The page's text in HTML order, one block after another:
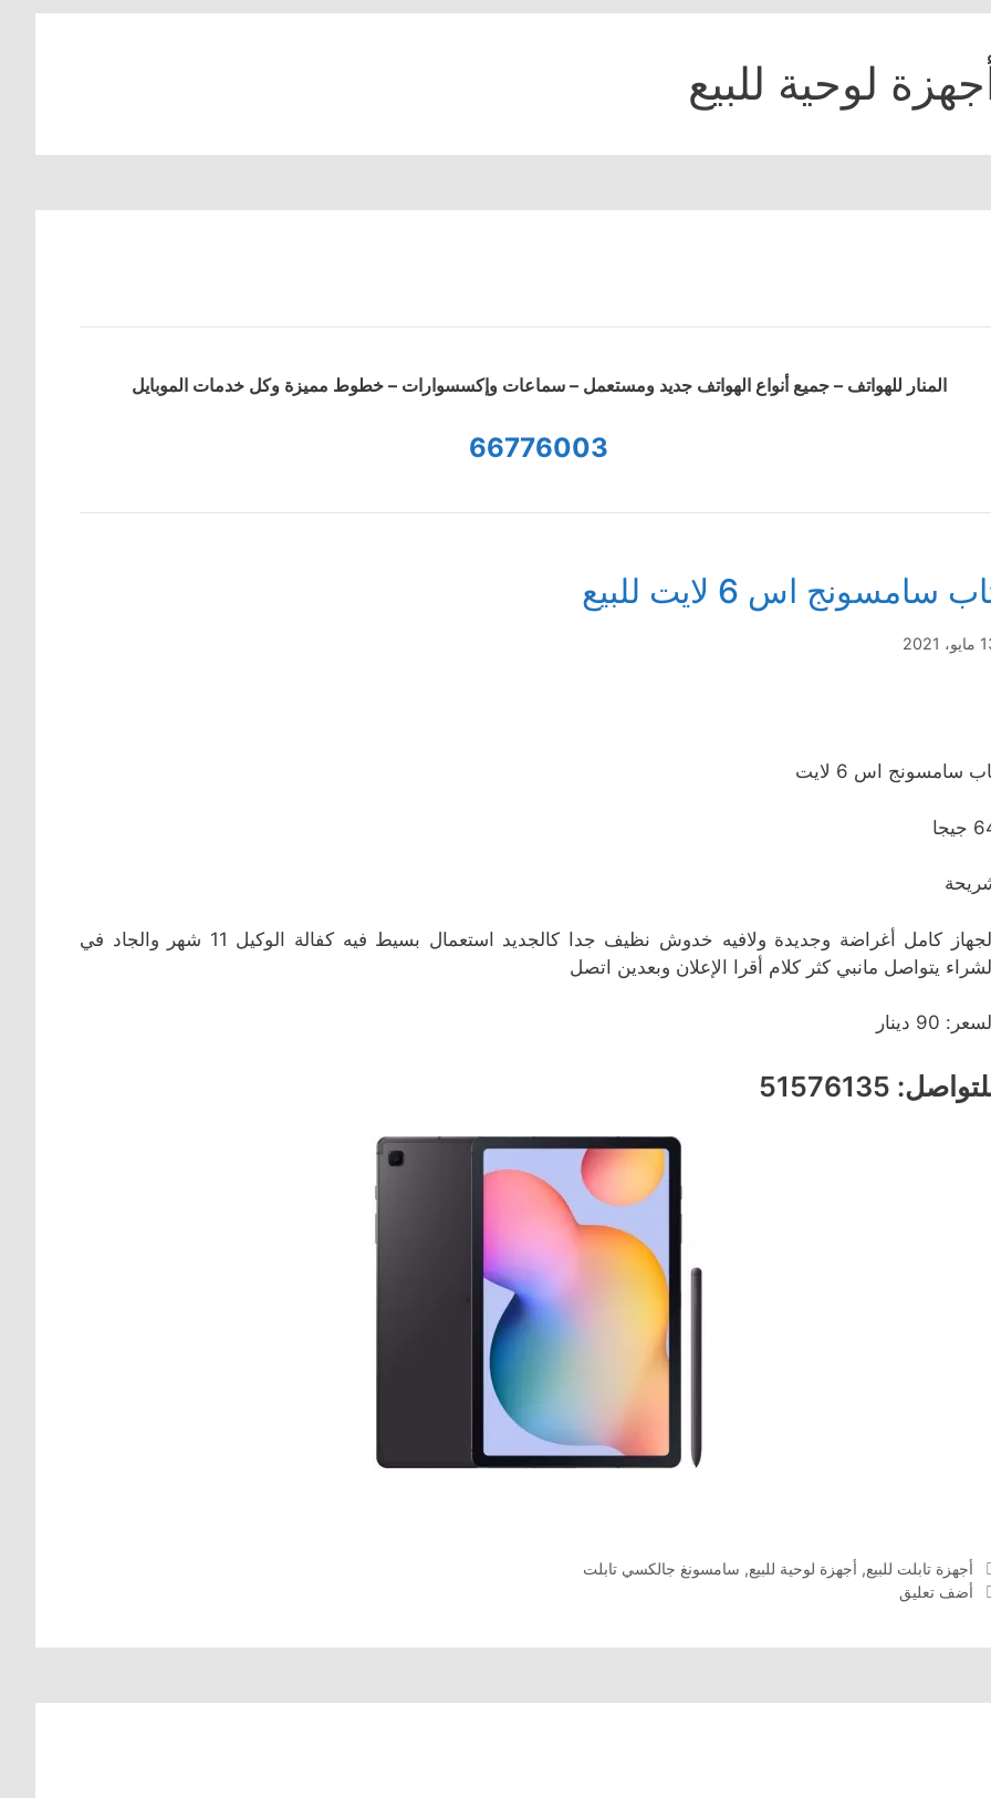
لوحية للبيع
المنار للهواتف – جميع أنواع الهواتف جديد ومستعمل – سماعات وإكسسوارات – خطوط مميزة وكل خدمات الموبايل
66776003
سامسونج اس 6 لايت للبيع
2021
سامسونج اس 6 لايت
الجهاز كامل أغراضة وجديدة ولافيه خدوش نظيف جدا كالجديد استعمال بسيط فيه كفالة الوكيل 11 شهر والجاد في
يتواصل مانبي كثر كلام أقرا الإعلان وبعدين اتصل
السعر: 90 دينار
51576135
التصنيفات
أجهزة تابلت للبيع, أجهزة لوحية للبيع, سامسونغ جالكسي تابلت
أضف تعليق